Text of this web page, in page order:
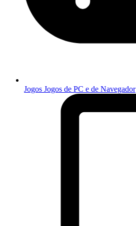
Jogos Jogos de PC e de Navegador